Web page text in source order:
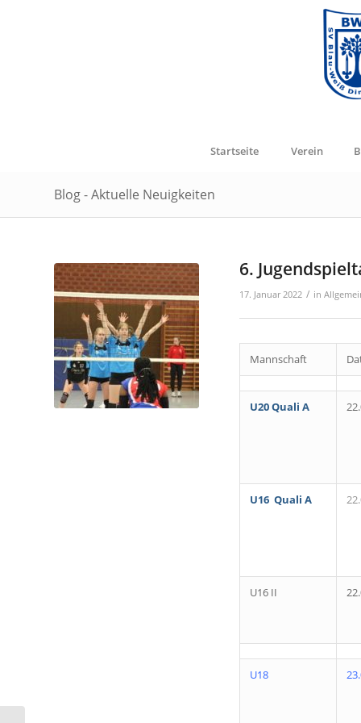
Startseite Verein
Blog - Aktuelle Neuigkeiten
6.
17. Januar 2022 / in
Mannschaft
U20 Quali A
U16 Quali A
U16 II
U18